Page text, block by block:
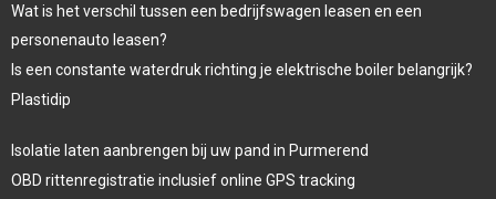
Wat is het verschil tussen een bedrijfswagen leasen en een
personenauto leasen?
Is een constante waterdruk richting je elektrische boiler belangrijk?
Plastidip
Isolatie laten aanbrengen bij uw pand in Purmerend
OBD rittenregistratie inclusief online GPS tracking